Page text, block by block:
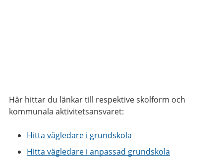
Här hittar du länkar till respektive skolform och
kommunala aktivitetsansvaret:
Hitta vägledare i grundskola
Hitta vägledare i anpassad grundskola